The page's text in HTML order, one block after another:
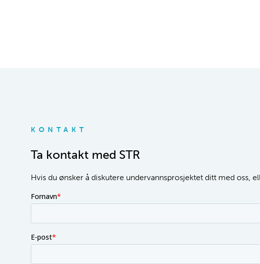
KONTAKT
Ta kontakt med STR
Hvis du ønsker å diskutere undervannsprosjektet ditt med oss,